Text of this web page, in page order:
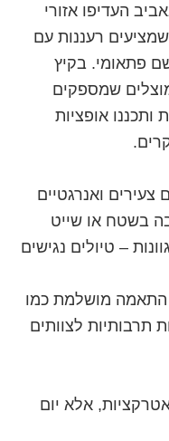
העדיפו אזורי
רעננות עם
פתאומי. בקיץ
שמספקים
ותכננו אופציות
צעירים ואנרגטיים
בשטח או שייט
– טיולים נגישים
התאמה מושלמת כמו
תרבותיות לצוותים
אלא יום